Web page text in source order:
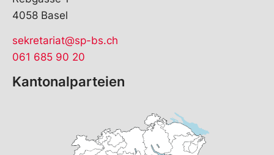
4058 Basel
sekretariat@sp-bs.ch
061 685 90 20
Kantonalparteien